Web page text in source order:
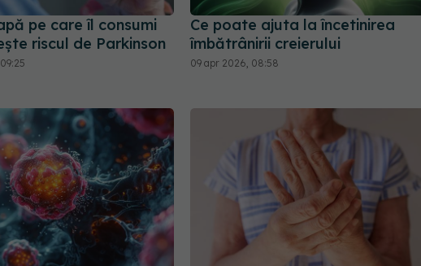
pe care îl consumi
riscul de Parkinson
Ce poate ajuta la încetinirea
îmbătrânirii creierului
09 apr 2026, 08:58